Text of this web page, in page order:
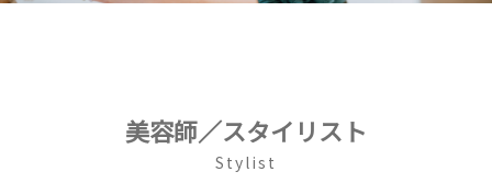
美容師／スタイリスト
Stylist